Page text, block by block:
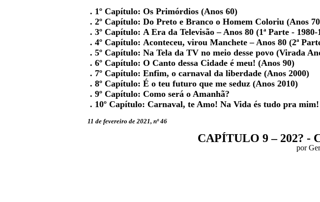
. 1º Capítulo: Os Primórdios (Anos 60)
. 2º Capítulo: Do Preto e Branco o Homem Coloriu (Anos
. 3º Capítulo: A Era da Televisão – Anos 80 (1ª Parte - 1980-
. 4º Capítulo: Aconteceu, virou Manchete – Anos 80 (2ª
. 5º Capítulo: Na Tela da TV no meio desse povo (Virada
. 6º Capítulo: O Canto dessa Cidade é meu! (Anos 90)
. 7º Capítulo: Enfim, o carnaval da liberdade (Anos 2000)
. 8º Capítulo: É o teu futuro que me seduz (Anos 2010)
. 9º Capítulo: Como será o Amanhã?
. 10º Capítulo: Carnaval, te Amo! Na Vida és tudo pra mim!
11 de fevereiro de 2021, nº 46
CAPÍTULO 9 – 202? -
por